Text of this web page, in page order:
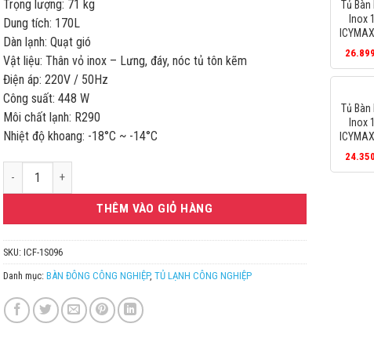
Trọng lượng: 71 kg
Dung tích: 170L
Dàn lạnh: Quạt gió
Vật liệu: Thân vỏ inox – Lưng, đáy, nóc tủ tôn kẽm
Điện áp: 220V / 50Hz
Công suất: 448 W
Môi chất lạnh: R290
Nhiệt độ khoang: -18°C ~ -14°C
Tủ Bàn Đông 1 Cánh Inox 900X600 ICYMAX ICF-1S096 số lượng
THÊM VÀO GIỎ HÀNG
SKU: ICF-1S096
Danh mục: BÀN ĐÔNG CÔNG NGHIỆP, TỦ LẠNH CÔNG NGHIỆP
Tủ Bàn
Inox
Tủ Bàn
Inox